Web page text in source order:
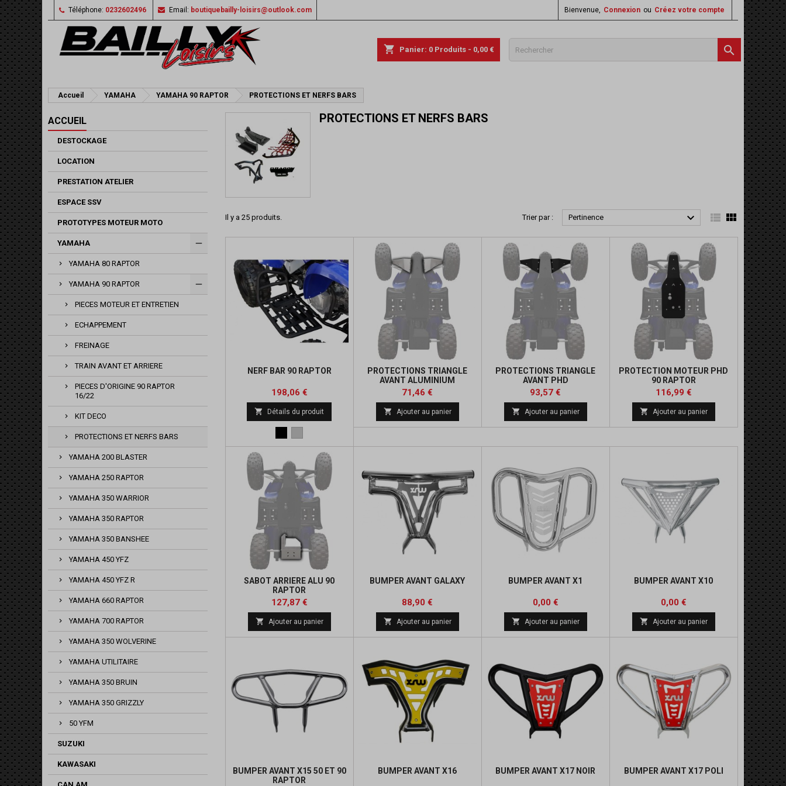
Téléphone: 0232602496 Email: boutiquebailly-loisirs@outlook.com Bienvenue, Connexion ou Créez votre compte

shopping_cart Panier: 0 Produits - 0,00 €
Accueil YAMAHA YAMAHA 90 RAPTOR PROTECTIONS ET NERFS BARS
ACCUEIL
DESTOCKAGE
LOCATION
PRESTATION ATELIER
ESPACE SSV
PROTOTYPES MOTEUR MOTO
YAMAHA
YAMAHA 80 RAPTOR
YAMAHA 90 RAPTOR
PIECES MOTEUR ET ENTRETIEN
ECHAPPEMENT
FREINAGE
TRAIN AVANT ET ARRIERE
PIECES D'ORIGINE 90 RAPTOR
16/22
KIT DECO
PROTECTIONS ET NERFS BARS
YAMAHA 200 BLASTER
YAMAHA 250 RAPTOR
YAMAHA 350 WARRIOR
YAMAHA 350 RAPTOR
YAMAHA 350 BANSHEE
YAMAHA 450 YFZ
YAMAHA 450 YFZ R
YAMAHA 660 RAPTOR
YAMAHA 700 RAPTOR
YAMAHA 350 WOLVERINE
YAMAHA UTILITAIRE
YAMAHA 350 BRUIN
YAMAHA 350 GRIZZLY
50 YFM
SUZUKI
KAWASAKI
PROTECTIONS ET NERFS BARS
Il y a 25 produits. Trier par : Pertinence   
NERF BAR 90 RAPTOR
Prix
198,06 €Prix
de
base
 Détails du produit
PROTECTIONS TRIANGLE
AVANT ALUMINIUM
Prix
71,46 €
base
 Ajouter au panier
PROTECTIONS TRIANGLE
AVANT PHD
Prix
93,57 €
base
 Ajouter au panier
PROTECTION MOTEUR PHD
90 RAPTOR
Prix
116,99 €Prix
de
base
 Ajouter au panier
SABOT ARRIERE ALU 90
RAPTOR
Prix
127,87 €Prix
de
base
 Ajouter au panier
BUMPER AVANT GALAXY
Prix
88,90 €
base
 Ajouter au panier
BUMPER AVANT X1
Prix
0,00 €
 Ajouter au panier
BUMPER AVANT X10
Prix
0,00 €
 Ajouter au panier
BUMPER AVANT X15 50 ET 90
RAPTOR
BUMPER AVANT X16 BUMPER AVANT X17 NOIR BUMPER AVANT X17 POLI